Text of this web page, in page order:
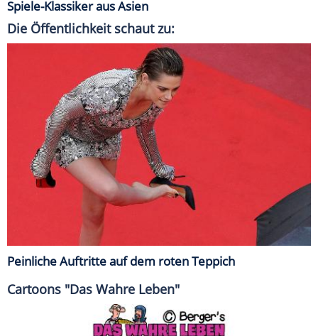
Spiele-Klassiker aus Asien
Die Öffentlichkeit schaut zu:
Peinliche Auftritte auf dem roten Teppich
Cartoons "Das Wahre Leben"